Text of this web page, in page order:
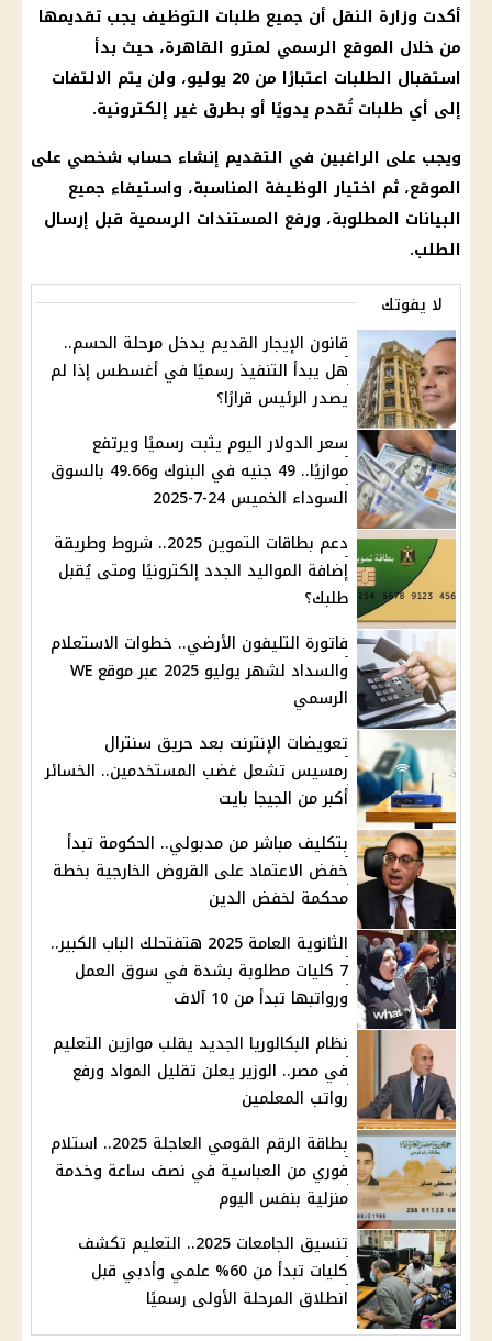
أكدت وزارة النقل أن جميع طلبات التوظيف يجب تقديمها
من خلال الموقع الرسمي لمترو القاهرة، حيث بدأ
استقبال الطلبات اعتبارًا من 20 يوليو، ولن يتم الالتفات
إلى أي طلبات تُقدم يدويًا أو بطرق غير إلكترونية.
ويجب على الراغبين في التقديم إنشاء حساب شخصي على
الموقع، ثم اختيارالوظيفة المناسبة، واستيفاء جميع
البيانات المطلوبة، ورفع المستندات الرسمية قبل إرسال
الطلب.
لا يفوتك
قانون الإيجار القديم يدخل مرحلة الحسم..
هل يبدأ التنفيذ رسميًا في أغسطس إذا لم
يصدر الرئيس قرارًا؟
سعر الدولار اليوم يثبت رسميًا ويرتفع
موازيًا.. 49 جنيه في البنوك و49.66 بالسوق
السوداء الخميس 24-7-2025
دعم بطاقات التموين 2025.. شروط وطريقة
إضافة المواليد الجدد إلكترونيًا ومتى يُقبل
طلبك؟
فاتورة التليفون الأرضي.. خطوات الاستعلام
والسداد لشهر يوليو 2025 عبر موقع WE
الرسمي
تعويضات الإنترنت بعد حريق سنترال
رمسيس تشعل غضب المستخدمين.. الخسائر
أكبر من الجيجا بايت
بتكليف مباشر من مدبولي.. الحكومة تبدأ
خفض الاعتماد على القروض الخارجية بخطة
محكمة لخفض الدين
الثانوية العامة 2025 هتفتحلك الباب الكبير..
7 كليات مطلوبة بشدة في سوق العمل
ورواتبها تبدأ من 10 آلاف
نظام البكالوريا الجديد يقلب موازين التعليم
في مصر.. الوزير يعلن تقليل المواد ورفع
رواتب المعلمين
بطاقة الرقم القومي العاجلة 2025.. استلام
فوري من العباسية في نصف ساعة وخدمة
منزلية بنفس اليوم
تنسيق الجامعات 2025.. التعليم تكشف
كليات تبدأ من 60% علمي وأدبي قبل
انطلاق المرحلة الأولى رسميًا